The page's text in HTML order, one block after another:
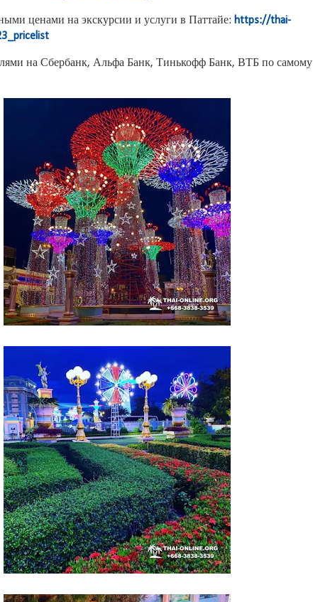
ценами на экскурсии и услуги в Паттайе: https://thai-
на Сбербанк, Альфа Банк, Тинькофф Банк, ВТБ по самому